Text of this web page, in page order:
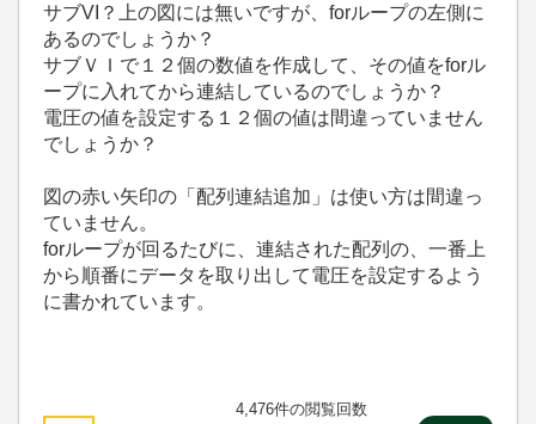
サブVI？上の図には無いですが、forループの左側に
あるのでしょうか？
サブＶＩで１２個の数値を作成して、その値をforル
ープに入れてから連結しているのでしょうか？
電圧の値を設定する１２個の値は間違っていません
でしょうか？
図の赤い矢印の「配列連結追加」は使い方は間違っ
ていません。
forループが回るたびに、連結された配列の、一番上
から順番にデータを取り出して電圧を設定するよう
に書かれています。
4,476件の閲覧回数